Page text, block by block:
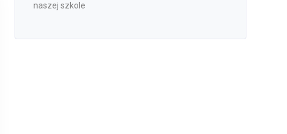
naszej szkole